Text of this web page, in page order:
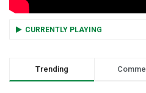
CURRENTLY PLAYING
Trending